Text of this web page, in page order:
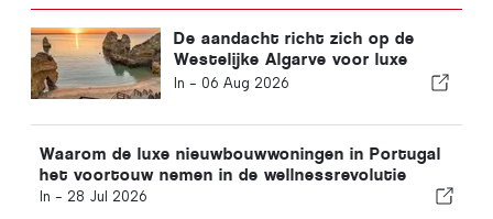
De aandacht richt zich op de
Westelijke Algarve voor luxe
nieuwbouwwoningen
In - 06 Aug 2026
Waarom de luxe nieuwbouwwoningen in Portugal
het voortouw nemen in de wellnessrevolutie
In - 28 Jul 2026